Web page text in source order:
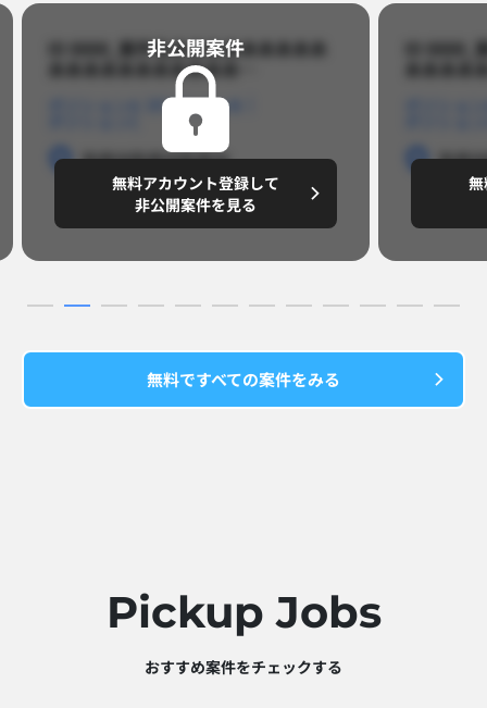
ID 8888_案件名あああああああああ
あああああああああああ…​
ポジションB
勤務地勤務地勤務地
～8,888,8888円/月
非公開案件​
無料アカウント登録して
非公開案件を見る
ID
勤務地
無料ですべての案件をみる
Pickup Jobs​
おすすめ案件をチェックする